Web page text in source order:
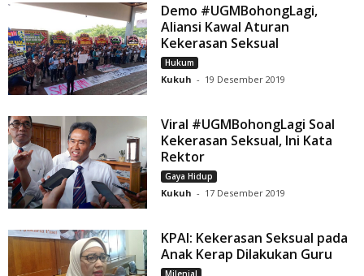
Demo #UGMBohongLagi,
Aliansi Kawal Aturan
Kekerasan Seksual
Hukum
Kukuh - 19 Desember 2019
Viral #UGMBohongLagi Soal
Kekerasan Seksual, Ini Kata
Rektor
Gaya Hidup
Kukuh - 17 Desember 2019
KPAI: Kekerasan Seksual pada
Anak Kerap Dilakukan Guru
Milenial